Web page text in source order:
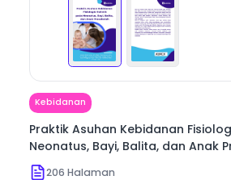
Kebidanan
Praktik Asuhan Kebidanan
Neonatus, Bayi, Balita, dan Anak
206 Halaman
lingkungan, dan spiritual anak. Di
dibahas pentingnya dukungan
menyusui, nutrisi seimbang, imunisasi,
penanganan ini terhadap gangguan
kembang.
Dengan penyajian yang sistematis
ini menjadi panduan yang membantu
mengenal bagaimana pendekatan
kebidanan dapat menciptakan
bahagia, dan berkembang secara